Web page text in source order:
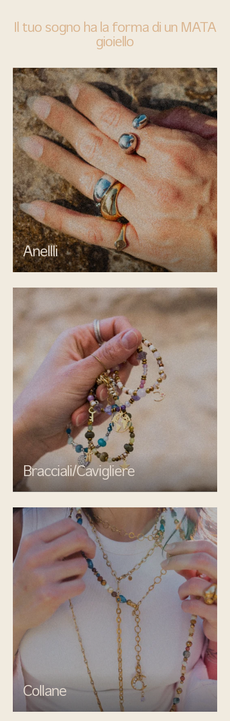
Il tuo sogno ha la forma di un MATA
gioiello
Anellli
Scopri la collezione di anelli artigianali di Mata gioielli, realizzati in
Bracciali/Cavigliere
Completa il tuo look con i bracciali e cavigliere di Mata gioielli:
Collane
Esalta il tuo look con le collane di Mata gioielli, un perfetto mix di